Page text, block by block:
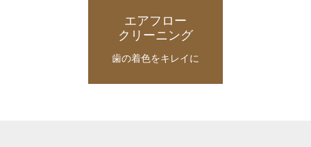
エアフロー
クリーニング
歯の着色をキレイに